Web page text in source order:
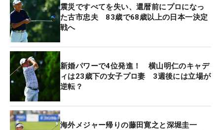
震災ですべてを失い、還暦前にプロになっ
た古市忠夫 83歳で68歳以上の日本一決定
戦へ
新婚パワーで4位発進！ 横山明仁のキャデ
ィは23歳下の女子プロ妻 3週後には立場が
逆転？
海外メジャー帰りの藤田寛之と深堀圭一